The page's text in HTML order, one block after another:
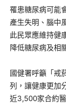
罹患糖尿病可能
產生失明、腦中
此民眾應維持健
降低糖尿病及相
國健署呼籲「戒
列，讓健康更加
近3,500家合約